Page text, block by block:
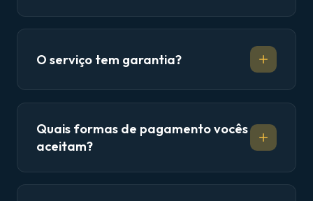
O serviço tem garantia?
Quais formas de pagamento vocês
aceitam?